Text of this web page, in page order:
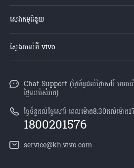
V60 Lite
V60 5G
V50 Lite
បណ្តាហាងលក់
គ្រប់ម៉ូឌែល
សេវាកម្មជំនួយ
មជ្ឈមណ្ឌល​សេវាកម្ម
Funtouch OS
ការផ្ទៀងផ្ទាត់ IMEI
ពិនិត្យតម្លៃគ្រឿងបន្លាស់
សេវាកម្មជួសជុលដោយដឹកយកទៅជូន
ស្វែងយល់ពី vivo
ព័ត៌មាន
អាជីពនៅ vivo
សេចក្តីជូនដំណឹងផ្លូវច្បាប់
អំពី​ពួក​យើង
Chat Support (ថ្ងៃច័ន្ទដល់ថ្ងៃសៅរ៍ ពេ
ថ្ងៃឈប់សំរាក)
ថ្ងៃច័ន្ទដល់ថ្ងៃសៅរ៍ ពេលម៉ោង8:30ដល់ម៉ោង
1800201576
service@kh.vivo.com